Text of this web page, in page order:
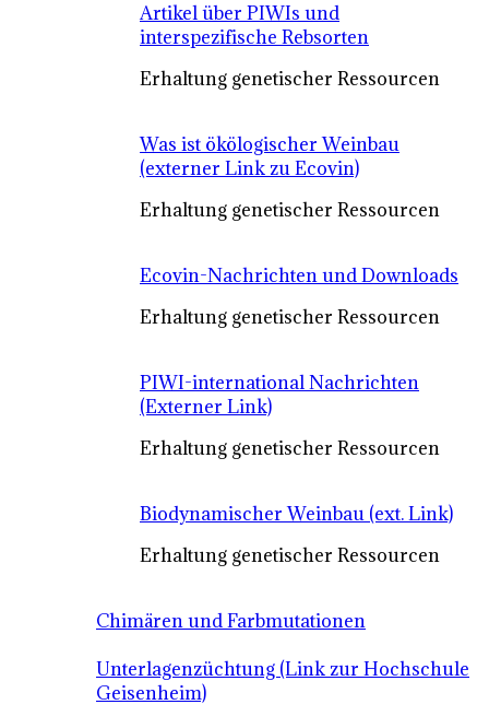
Artikel über PIWIs und
interspezifische Rebsorten
Erhaltung genetischer Ressourcen
Was ist ökölogischer Weinbau
(externer Link zu Ecovin)
Erhaltung genetischer Ressourcen
Ecovin-Nachrichten und Downloads
Erhaltung genetischer Ressourcen
PIWI-international Nachrichten
(Externer Link)
Erhaltung genetischer Ressourcen
Biodynamischer Weinbau (ext. Link)
Erhaltung genetischer Ressourcen
Chimären und Farbmutationen
Unterlagenzüchtung (Link zur Hochschule
Geisenheim)